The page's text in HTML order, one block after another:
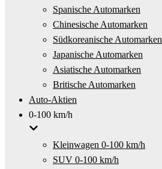
Spanische Automarken
Chinesische Automarken
Südkoreanische Automarken
Japanische Automarken
Asiatische Automarken
Britische Automarken
Auto-Aktien
0-100 km/h
Kleinwagen 0-100 km/h
SUV 0-100 km/h